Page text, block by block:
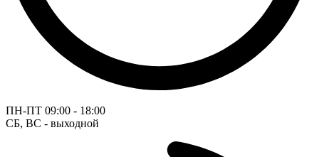
ПН-ПТ 09:00 - 18:00
СБ, ВС - выходной